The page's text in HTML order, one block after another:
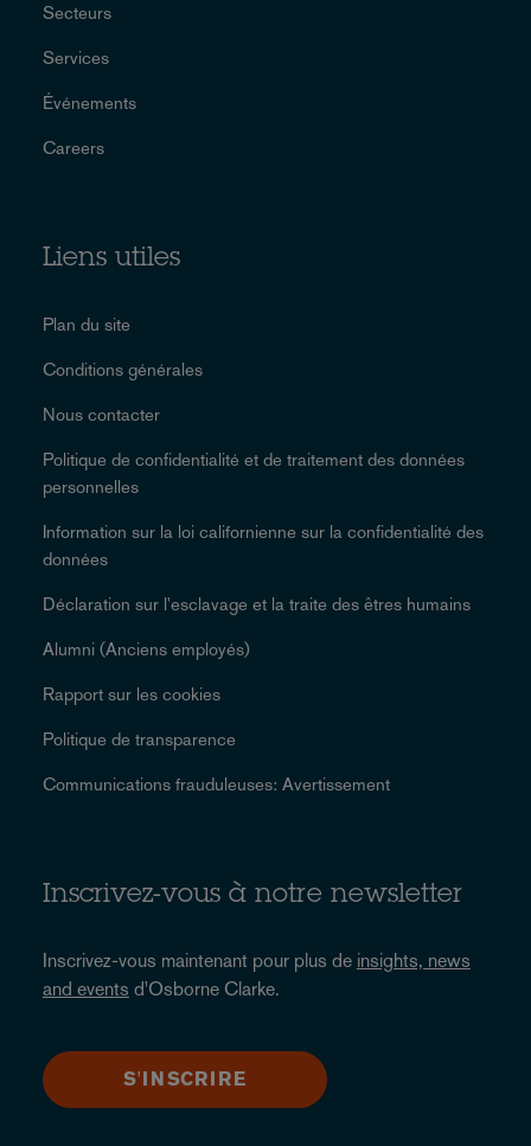
Secteurs
Services
Événements
Careers
Liens utiles
Plan du site
Conditions générales
Nous contacter
Politique de confidentialité et de traitement des données
personnelles
Information sur la loi californienne sur la confidentialité des
données
Déclaration sur l'esclavage et la traite des êtres humains
Alumni (Anciens employés)
Rapport sur les cookies
Politique de transparence
Communications frauduleuses: Avertissement
Inscrivez-vous à notre newsletter
Inscrivez-vous maintenant pour plus de insights, news
and events d'Osborne Clarke.
S'INSCRIRE